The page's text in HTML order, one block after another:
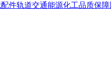
件轨道交通能源化工品质保障